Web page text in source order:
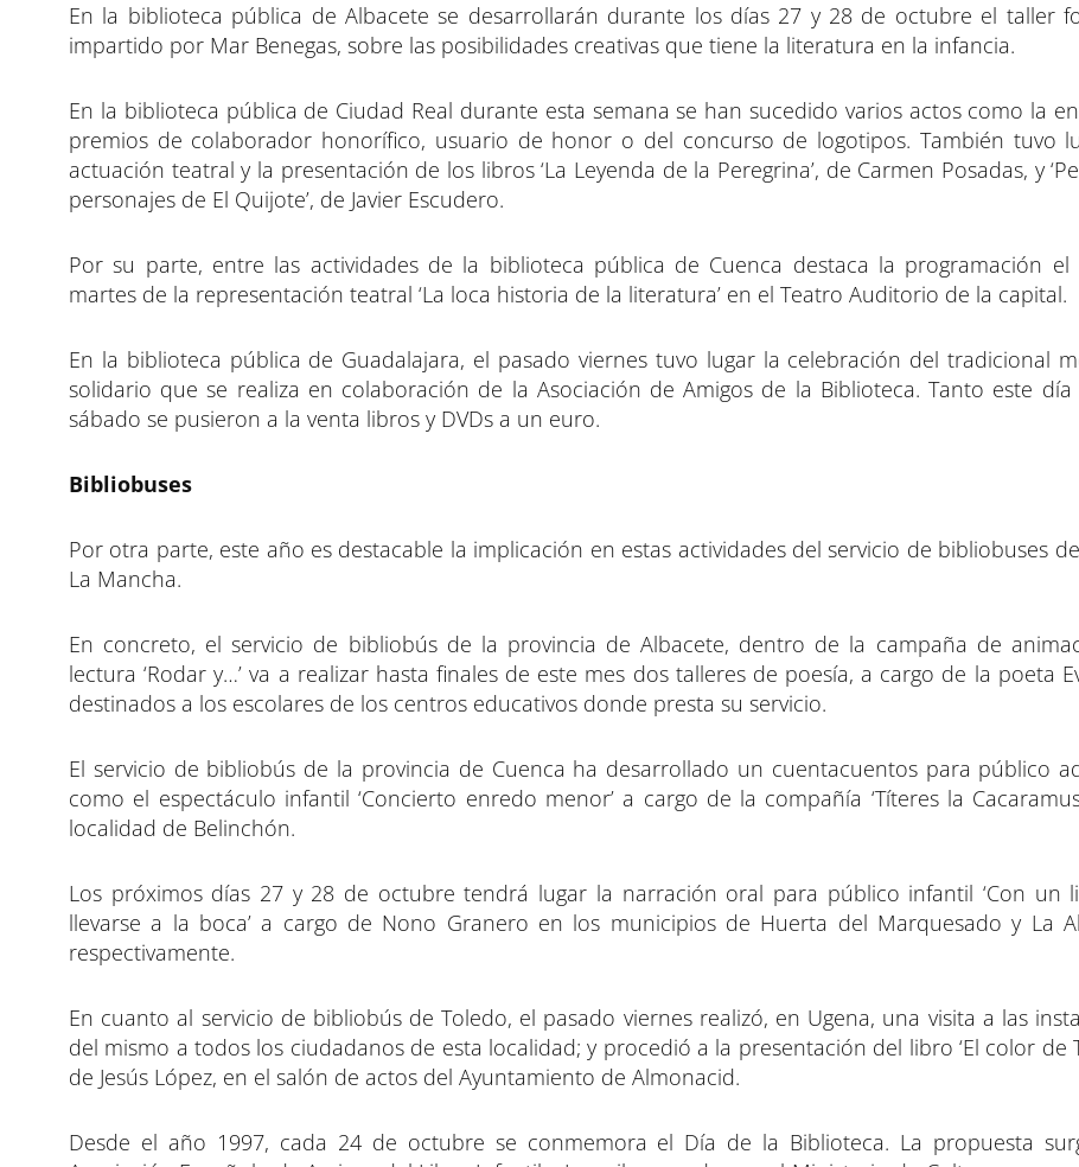
En la biblioteca pública de Albacete se desarrollarán durante los días 27 y 28 de octubre el taller
impartido por Mar Benegas, sobre las posibilidades creativas que tiene la literatura en la infancia.
En la biblioteca pública de Ciudad Real durante esta semana se han sucedido varios actos como la
premios de colaborador honorífico, usuario de honor o del concurso de logotipos. También tuvo
actuación teatral y la presentación de los libros ‘La Leyenda de la Peregrina’, de Carmen Posadas, y
personajes de El Quijote’, de Javier Escudero.
Por su parte, entre las actividades de la biblioteca pública de Cuenca destaca la programación el
martes de la representación teatral ‘La loca historia de la literatura’ en el Teatro Auditorio de la capital.
En la biblioteca pública de Guadalajara, el pasado viernes tuvo lugar la celebración del tradicional
solidario que se realiza en colaboración de la Asociación de Amigos de la Biblioteca. Tanto este
sábado se pusieron a la venta libros y DVDs a un euro.
Bibliobuses
Por otra parte, este año es destacable la implicación en estas actividades del servicio de bibliobuses
La Mancha.
En concreto, el servicio de bibliobús de la provincia de Albacete, dentro de la campaña de
lectura ‘Rodar y…’ va a realizar hasta finales de este mes dos talleres de poesía, a cargo de la poeta
destinados a los escolares de los centros educativos donde presta su servicio.
El servicio de bibliobús de la provincia de Cuenca ha desarrollado un cuentacuentos para público
como el espectáculo infantil ‘Concierto enredo menor’ a cargo de la compañía ‘Títeres la
localidad de Belinchón.
Los próximos días 27 y 28 de octubre tendrá lugar la narración oral para público infantil ‘Con un
llevarse a la boca’ a cargo de Nono Granero en los municipios de Huerta del Marquesado y La
respectivamente.
En cuanto al servicio de bibliobús de Toledo, el pasado viernes realizó, en Ugena, una visita a las
del mismo a todos los ciudadanos de esta localidad; y procedió a la presentación del libro ‘El color de
de Jesús López, en el salón de actos del Ayuntamiento de Almonacid.
Desde el año 1997, cada 24 de octubre se conmemora el Día de la Biblioteca. La propuesta